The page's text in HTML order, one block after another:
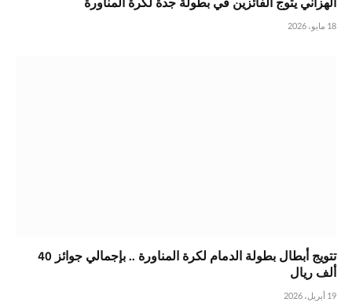
18 مايو، 2026
تتويج أبطال بطولة الدمام لكرة المناورة .. بإجمالي جوائز 40
ألف ريال
19 أبريل، 2026